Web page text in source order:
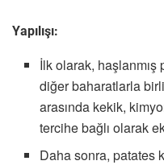
Yapılışı:
İlk olarak,
diğer baharatlarla
arasında kekik,
tercihe bağlı olarak
Daha sonra, patates